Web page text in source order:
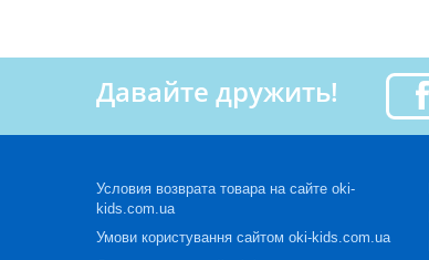
Давайте дружить!
Условия возврата товара на сайте oki-
kids.com.ua
Умови користування сайтом oki-kids.com.ua